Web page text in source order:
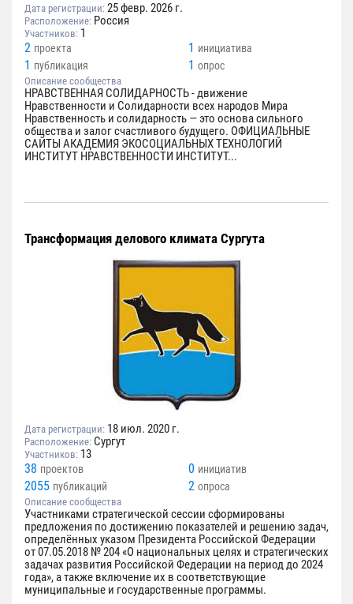
Дата регистрации: 25 февр. 2026 г.
Расположение: Россия
Участников: 1
2 проекта 1 инициатива
1 публикация 1 опрос
Описание сообщества
НРАВСТВЕННАЯ СОЛИДАРНОСТЬ - движение
Нравственности и Солидарности всех народов Мира
Нравственность и солидарность — это основа сильного
общества и залог счастливого будущего. ОФИЦИАЛЬНЫЕ
САЙТЫ АКАДЕМИЯ ЭКОСОЦИАЛЬНЫХ ТЕХНОЛОГИЙ
ИНСТИТУТ НРАВСТВЕННОСТИ ИНСТИТУТ...
Трансформация делового климата Сургута
Дата регистрации: 18 июл. 2020 г.
Расположение: Сургут
Участников: 13
38 проектов 0 инициатив
2055 публикаций 2 опроса
Описание сообщества
Участниками стратегической сессии сформированы
предложения по достижению показателей и решению задач,
определённых указом Президента Российской Федерации
от 07.05.2018 № 204 «О национальных целях и стратегических
задачах развития Российской Федерации на период до 2024
года», а также включение их в соответствующие
муниципальные и государственные программы.